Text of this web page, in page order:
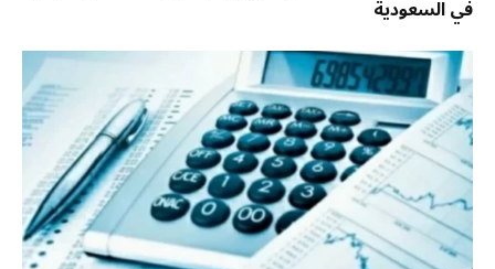
في السعودية